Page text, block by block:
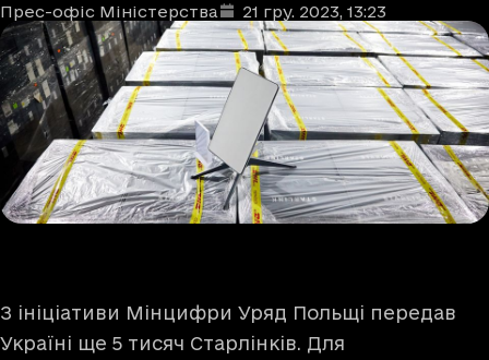
Автори
Прес-офіс Міністерства
Дата та час публікації: 21 гру. 2023, 13:23
З ініціативи Мінцифри Уряд Польщі передав
Україні ще 5 тисяч Старлінків. Для